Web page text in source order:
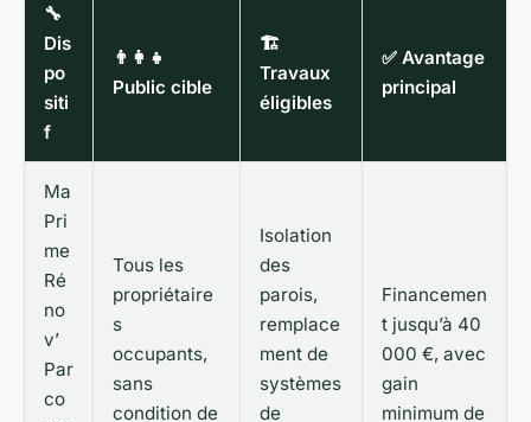
🔧
Dis
po
siti
f
👨‍👩‍👧
Public cible
🏗️
Travaux
éligibles
✅ Avantage
principal
Ma
Pri
me
Ré
no
v’
Par
co
Tous les
propriétaire
s
occupants,
sans
condition de
Isolation
des
parois,
remplace
ment de
systèmes
de
Financemen
t jusqu’à 40
000 €, avec
gain
minimum de